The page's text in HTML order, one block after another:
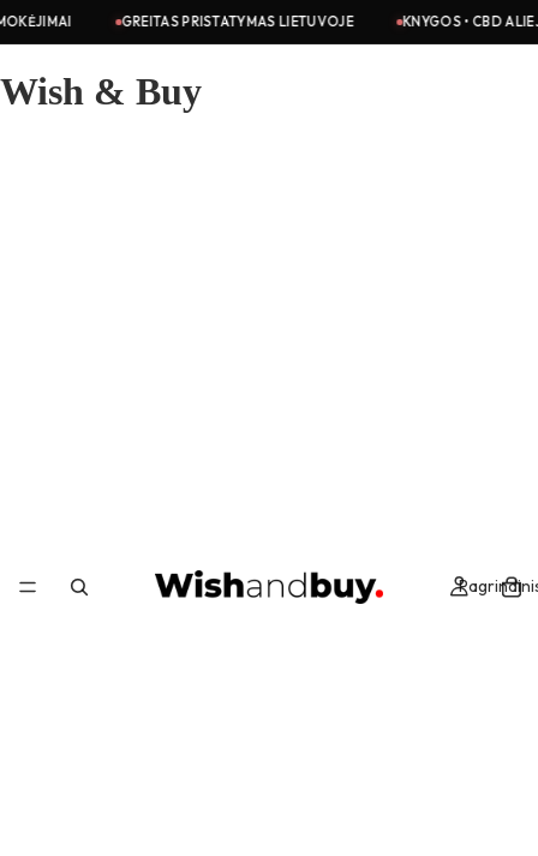
GREITAS PRISTATYMAS LIETUVOJE KNYGOS • CBD ALIEJAI •
Wish & Buy